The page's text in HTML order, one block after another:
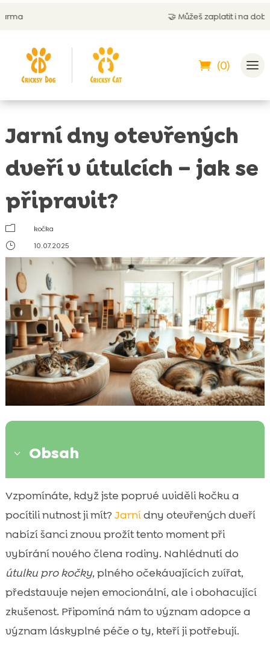
Můžeš zaplatit i na dobírku
(0)
Jarní dny otevřených
dveří v útulcích – jak se
připravit?
m
kočka
}
10.07.2025
3 Obsah
 Proč navštívit den otevřených dveří v
útulku?
 Jak se připravit na návštěvu útulku
Co očekávat během dne otevřených dveří
Pomoc a podpora útulku
Jak se rozhodnout pro správného mazlíčka
Tipy na adopci kočky
Seznamte se s CricksyCat krmivem pro
kočky
Vzpomínáte, když jste poprvé uviděli kočku a
pocítili nutnost ji mít? Jarnídny otevřených dveří
nabízí šanci znovu prožít tento moment při
vybírání nového člena rodiny. Nahlédnutí do
útulku pro kočky, plného očekávajících zvířat,
představuje nejen emocionální, ale i obohacující
zkušenost. Připomíná nám to význam adopce a
význam láskyplné péče o ty, kteří ji potřebují.